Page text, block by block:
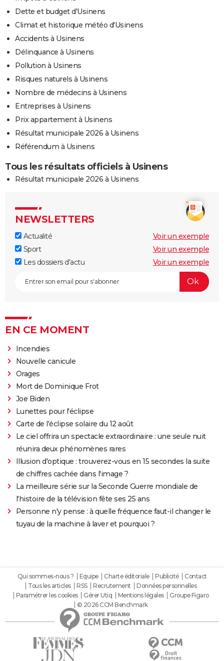
Dette et budget d'Usinens
Climat et historique météo d'Usinens
Accidents à Usinens
Délinquance à Usinens
Pollution à Usinens
Risques naturels à Usinens
Nombre de médecins à Usinens
Entreprises à Usinens
Prix appartement à Usinens
Résultat municipale 2026 à Usinens
Référendum à Usinens
Tous les résultats officiels à Usinens
Résultat municipale 2026 à Usinens
NEWSLETTERS
Actualité
Voir un exemple
Sport
Voir un exemple
Les dossiers d'actu
Voir un exemple
EN CE MOMENT
Incendies
Nouvelle canicule
Orages
Mort de Dominique Frot
Joe Biden
Lunettes pour l'éclipse
Carte de l'éclipse solaire du 12 août
Le ciel offrira un spectacle extraordinaire : une seule nuit
réunira deux phénomènes rares
Illusion d'optique : trouverez-vous en 15 secondes la suite
de chiffres cachée dans l'image ?
La meilleure série sur la Seconde Guerre mondiale de
l'histoire de la télévision fête ses 25 ans
Personne n'y pense : à quelle fréquence faut-il changer le
tuyau de la machine à laver et pourquoi ?
Qui sommes-nous ? Equipe Charte éditoriale Publicité
Contact
Tous les articles
RSS Recrutement
Données personnelles
Paramétrer les cookies
Gérer Utiq Mentions légales
Groupe Figaro
© 2026 CCM Benchmark